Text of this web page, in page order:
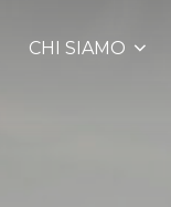
CHI SIAMO